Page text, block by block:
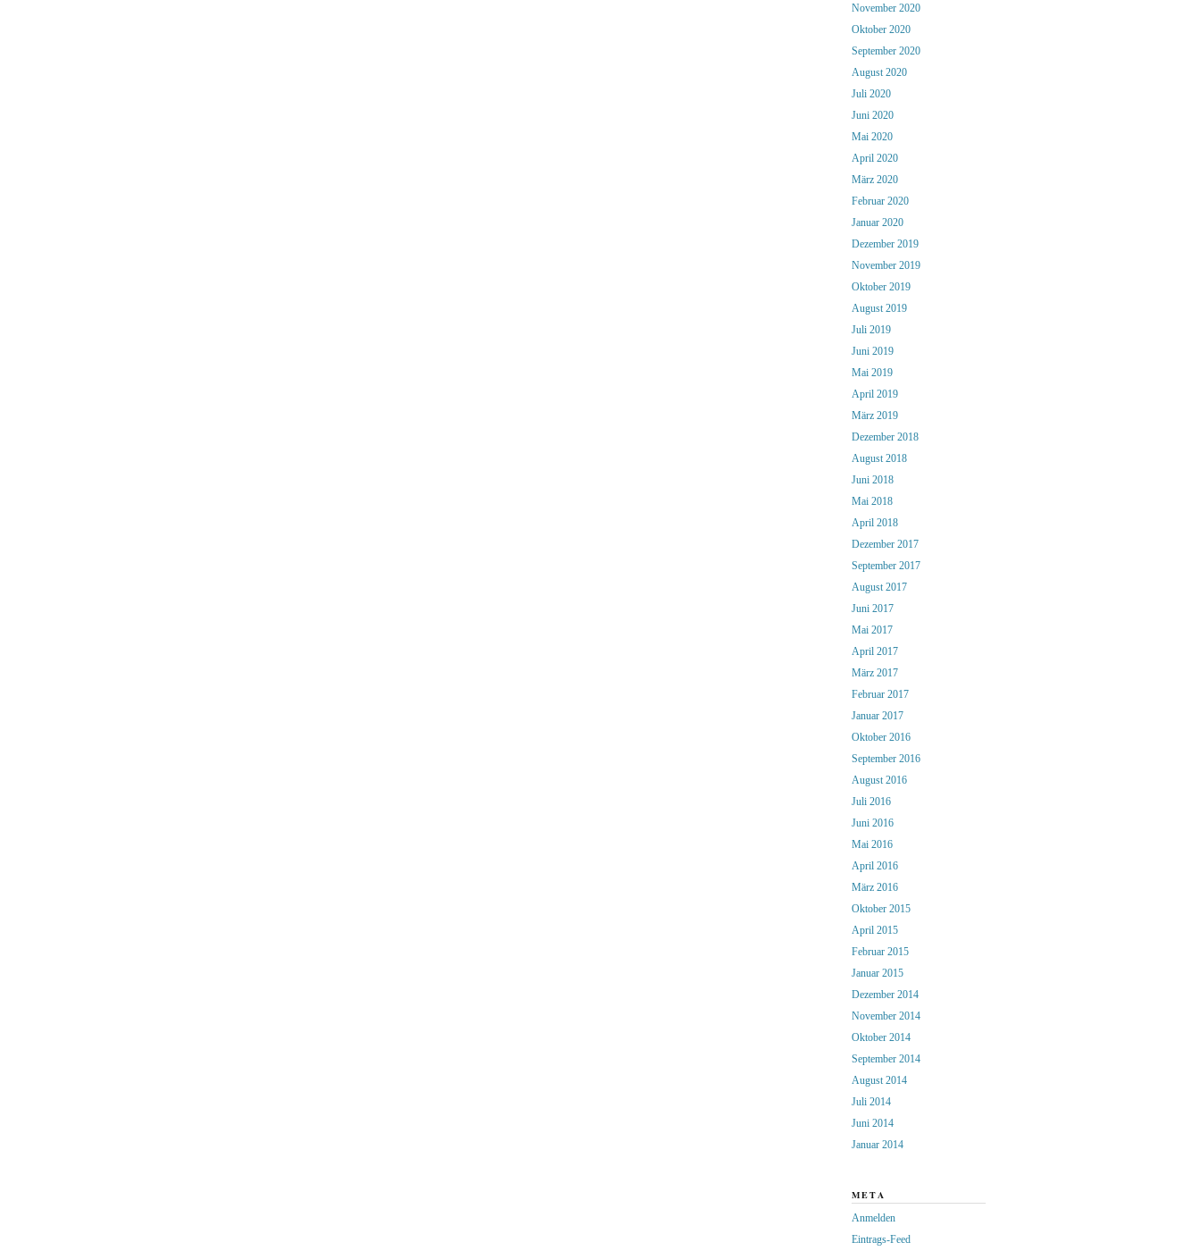
November 2020
Oktober 2020
September 2020
August 2020
Juli 2020
Juni 2020
Mai 2020
April 2020
März 2020
Februar 2020
Januar 2020
Dezember 2019
November 2019
Oktober 2019
August 2019
Juli 2019
Juni 2019
Mai 2019
April 2019
März 2019
Dezember 2018
August 2018
Juni 2018
Mai 2018
April 2018
Dezember 2017
September 2017
August 2017
Juni 2017
Mai 2017
April 2017
März 2017
Februar 2017
Januar 2017
Oktober 2016
September 2016
August 2016
Juli 2016
Juni 2016
Mai 2016
April 2016
März 2016
Oktober 2015
April 2015
Februar 2015
Januar 2015
Dezember 2014
November 2014
Oktober 2014
September 2014
August 2014
Juli 2014
Juni 2014
Januar 2014
META
Anmelden
Eintrags-Feed